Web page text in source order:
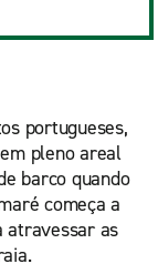
portugueses,
pleno areal
barco quando
começa a
atravessar as